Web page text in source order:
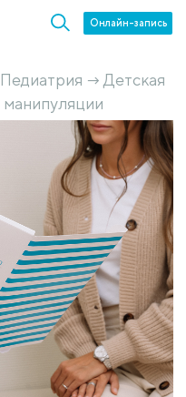
Онлайн-запись
Педиатрия → Детская